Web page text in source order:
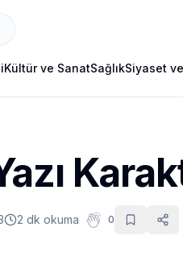
Kültür ve SanatSağlıkSiyaset
2 dk okuma 0